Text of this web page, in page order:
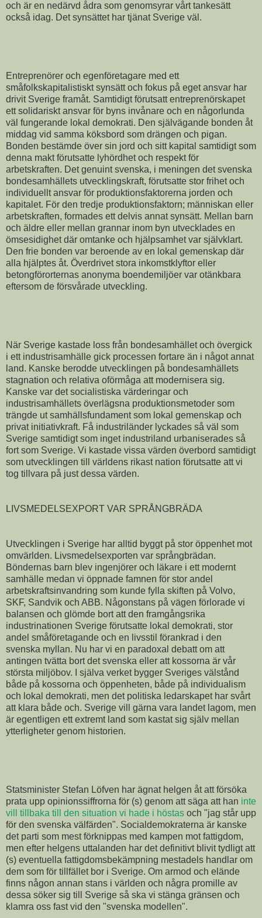
och är en nedärvd ådra som genomsyrar vårt tankesätt
också idag. Det synsättet har tjänat Sverige väl.
Entreprenörer och egenföretagare med ett
småfolkskapitalistiskt synsätt och fokus på eget ansvar har
drivit Sverige framåt. Samtidigt förutsatt entreprenörskapet
ett solidariskt ansvar för byns invånare och en någorlunda
väl fungerande lokal demokrati. Den självägande bonden åt
middag vid samma köksbord som drängen och pigan.
Bonden bestämde över sin jord och sitt kapital samtidigt som
denna makt förutsatte lyhördhet och respekt för
arbetskraften. Det genuint svenska, i meningen det svenska
bondesamhällets utvecklingskraft, förutsatte stor frihet och
individuellt ansvar för produktionsfaktorerna jorden och
kapitalet. För den tredje produktionsfaktorn; människan eller
arbetskraften, formades ett delvis annat synsätt. Mellan barn
och äldre eller mellan grannar inom byn utvecklades en
ömsesidighet där omtanke och hjälpsamhet var självklart.
Den frie bonden var beroende av en lokal gemenskap där
alla hjälptes åt. Överdrivet stora inkomstklyftor eller
betongförorternas anonyma boendemiljöer var otänkbara
eftersom de försvårade utveckling.
När Sverige kastade loss från bondesamhället och övergick
i ett industrisamhälle gick processen fortare än i något annat
land. Kanske berodde utvecklingen på bondesamhällets
stagnation och relativa oförmåga att modernisera sig.
Kanske var det socialistiska värderingar och
industrisamhällets överlägsna produktionsmetoder som
trängde ut samhällsfundament som lokal gemenskap och
privat initiativkraft. Få industriländer lyckades så väl som
Sverige samtidigt som inget industriland urbaniserades så
fort som Sverige. Vi kastade vissa värden överbord samtidigt
som utvecklingen till världens rikast nation förutsatte att vi
tog tillvara på just dessa värden.
LIVSMEDELSEXPORT VAR SPRÅNGBRÄDA
Utvecklingen i Sverige har alltid byggt på stor öppenhet mot
omvärlden. Livsmedelsexporten var språngbrädan.
Böndernas barn blev ingenjörer och läkare i ett modernt
samhälle medan vi öppnade famnen för stor andel
arbetskraftsinvandring som kunde fylla skiften på Volvo,
SKF, Sandvik och ABB. Någonstans på vägen förlorade vi
balansen och glömde bort att den framgångsrika
industrinationen Sverige förutsatte lokal demokrati, stor
andel småföretagande och en livsstil förankrad i den
svenska myllan. Nu har vi en paradoxal debatt om att
antingen tvätta bort det svenska eller att kossorna är vår
största miljöbov. I själva verket bygger Sveriges välstånd
både på kossorna och öppenheten, både på individualism
och lokal demokrati, men det politiska ledarskapet har svårt
att klara både och. Sverige vill gärna vara landet lagom, men
är egentligen ett extremt land som kastat sig själv mellan
ytterligheter genom historien.
Statsminister Stefan Löfven har ägnat helgen åt att försöka
prata upp opinionssiffrorna för (s) genom att säga att han inte
vill tillbaka till den situation vi hade i höstas och "jag står upp
för den svenska välfärden". Socialdemokraterna är kanske
det parti som mest förknippas med kampen mot fattigdom,
men efter helgens uttalanden har det definitivt blivit tydligt att
(s) eventuella fattigdomsbekämpning mestadels handlar om
dem som för tillfället bor i Sverige. Om armod och elände
finns någon annan stans i världen och några promille av
dessa söker sig till Sverige så ska vi stänga gränsen och
klamra oss fast vid den "svenska modellen".